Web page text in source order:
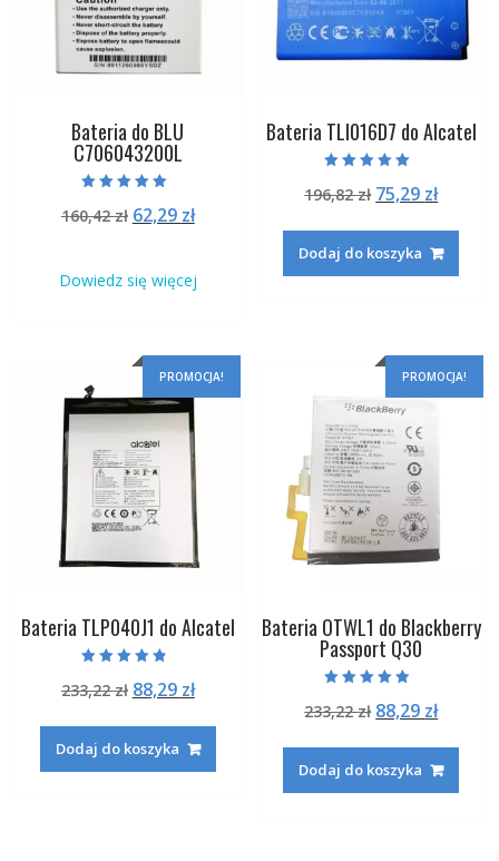
Bateria do BLU
C706043200L
5.00
na 5
160,42zł Pierwotna
160,42 zł.
62,29 złAktualna
62,29 zł.
Dowiedz się więcej
Bateria TLI016D7 do Alcatel
5.00
na 5
196,82zł Pierwotna
wynosiła:
196,82 zł.
75,29 zł
75,29
Dodaj do koszyka
PROMOCJA!
Bateria TLP040J1 do Alcatel
4.50
na 5
233,22zł Pierwotna
wynosiła:
233,22 zł.
88,29 złAktualna
88,29 zł.
Dodaj do koszyka
PROMOCJA!
Bateria OTWL1 do Blackberry
Passport Q30
4.50
na 5
233,22zł Pierwotna
wynosiła:
233,22 zł.
88,29 zł
88,29
Dodaj do koszyka